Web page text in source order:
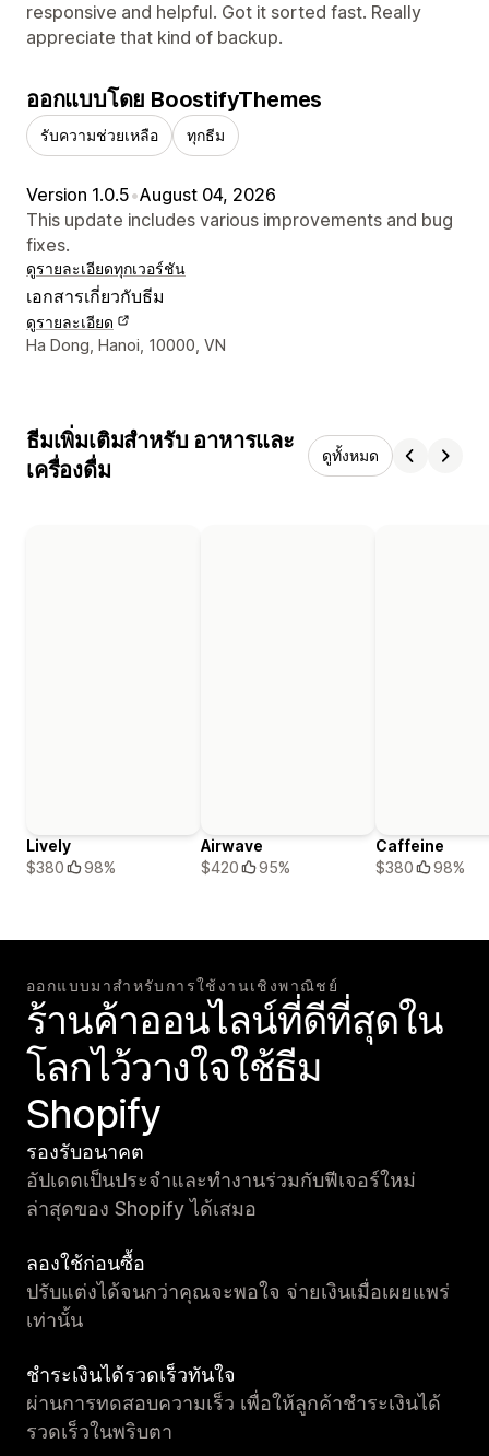
responsive and helpful. Got it sorted fast. Really
appreciate that kind of backup.
ออกแบบโดย BoostifyThemes
รับความช่วยเหลือ ทุกธีม
Version 1.0.5•August 04, 2026
This update includes various improvements and bug
fixes.
ดูรายละเอียดทุกเวอร์ชัน
เอกสารเกี่ยวกับธีม
ดูรายละเอียด
รายละเอียดการติดต่อผู้ออกแบบ
Ha Dong, Hanoi, 10000, VN
ธีมเพิ่มเติมสำหรับ อาหารและ
เครื่องดื่ม
ดูทั้งหมด
Lively
$380
98%
Airwave
$420
95%
Caffeine
$380
98%
ออกแบบมาสำหรับการใช้งานเชิงพาณิชย์
ร้านค้าออนไลน์ที่ดีที่สุดใน
โลกไว้วางใจใช้ธีม
Shopify
รองรับอนาคต
อัปเดตเป็นประจำและทำงานร่วมกับฟีเจอร์ใหม่
ล่าสุดของ Shopify ได้เสมอ
ลองใช้ก่อนซื้อ
ปรับแต่งได้จนกว่าคุณจะพอใจ จ่ายเงินเมื่อเผยแพร่
เท่านั้น
ชำระเงินได้รวดเร็วทันใจ
ผ่านการทดสอบความเร็ว เพื่อให้ลูกค้าชำระเงินได้
รวดเร็วในพริบตา